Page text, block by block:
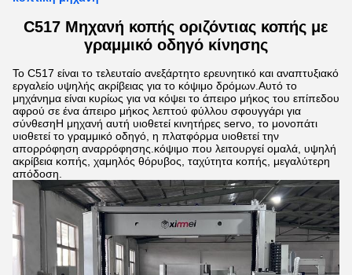
C517 Μηχανή κοπής οριζόντιας κοπής με
γραμμικό οδηγό κίνησης
Το C517 είναι το τελευταίο ανεξάρτητο ερευνητικό και αναπτυξιακό
εργαλείο υψηλής ακρίβειας για το κόψιμο δρόμων.Αυτό το
μηχάνημα είναι κυρίως για να κόψει το άπειρο μήκος του επίπεδου
αφρού σε ένα άπειρο μήκος λεπτού φύλλου σφουγγάρι για
σύνθεσηΗ μηχανή αυτή υιοθετεί κινητήρες servo, το μονοπάτι
υιοθετεί το γραμμικό οδηγό, η πλατφόρμα υιοθετεί την
απορρόφηση αναρρόφησης.κόψιμο που λειτουργεί ομαλά, υψηλή
ακρίβεια κοπής, χαμηλός θόρυβος, ταχύτητα κοπής, μεγαλύτερη
απόδοση.